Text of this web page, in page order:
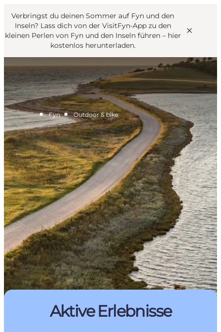
Verbringst du deinen Sommer auf Fyn und den
Inseln? Lass dich von der VisitFyn-App zu den
kleinen Perlen von Fyn und den Inseln führen – hier
kostenlos herunterladen.
Reise Ideen
Outdoor & bike
Essen & trinken
Übernachtung
VisitFyn
Deutsch
■ Fyn ■ Outdoor & bike
Aktive Erlebnisse